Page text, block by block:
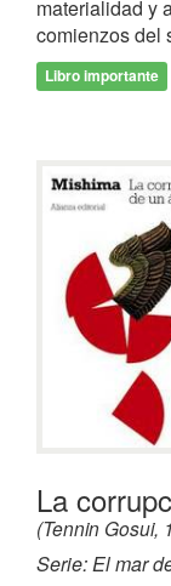
materialidad y
comienzos del
Libro importante
La
(Tennin Gosui,
Serie: El mar